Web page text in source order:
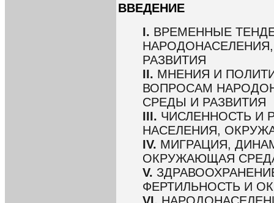
ВВЕДЕНИЕ
I. ВРЕМЕННЫЕ
РАЗВИТИЯ
II. МНЕНИЯ И
ВОПРОСАМ
СРЕДЫ И РАЗВИТИЯ
III. ЧИСЛЕННОСТЬ И
НАСЕЛЕНИЯ,
IV. МИГРАЦИЯ,
ОКРУЖАЮЩАЯ
V.
ФЕРТИЛЬНОСТЬ И